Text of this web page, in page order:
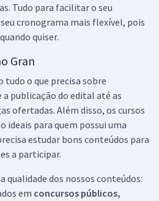
Tudo para facilitar o seu
cronograma mais flexível, pois
quiser.
Gran
tudo o que precisa sobre
a publicação do edital até as
ofertadas. Além disso, os cursos
ideais para quem possui uma
estudar bons conteúdos para
a participar.
qualidade dos nossos conteúdos:
em concursos públicos,